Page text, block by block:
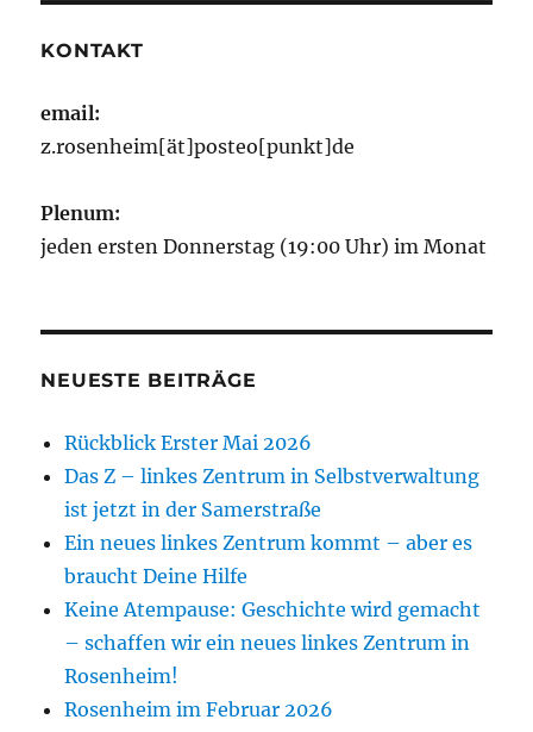
KONTAKT
email:
z.rosenheim[ät]posteo[punkt]de
Plenum:
jeden ersten Donnerstag (19:00 Uhr) im Monat
NEUESTE BEITRÄGE
Rückblick Erster Mai 2026
Das Z – linkes Zentrum in Selbstverwaltung
ist jetzt in der Samerstraße
Ein neues linkes Zentrum kommt – aber es
braucht Deine Hilfe
Keine Atempause: Geschichte wird gemacht
– schaffen wir ein neues linkes Zentrum in
Rosenheim!
Rosenheim im Februar 2026